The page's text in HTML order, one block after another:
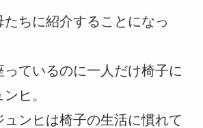
たちに紹介することになっ
ているのに一人だけ椅子に
ヒ。
ュンヒは椅子の生活に慣れて